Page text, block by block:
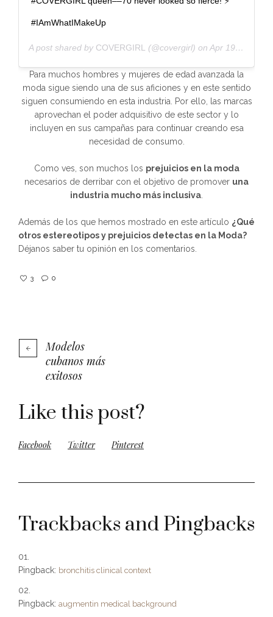
#IAmWhatIMakeUp
A post shared by COVERGIRL (@covergirl) on Apr 19, 2018 at 6:07am PDT
Para muchos hombres y mujeres de edad avanzada la
moda sigue siendo una de sus aficiones y en este sentido
siguen consumiendo en esta industria. Por ello, las marcas
aprovechan el poder adquisitivo de este sector y lo
incluyen en sus campañas para continuar creando esa
necesidad de consumo.
Como ves, son muchos los prejuicios en la moda
necesarios de derribar con el objetivo de promover una
industria mucho más inclusiva
Además de los que hemos mostrado en este artículo ¿Qué
otros estereotipos y prejuicios detectas en la Moda?
Déjanos saber tu opinión en los comentarios.
3 0
Modelos
cubanos más
exitosos
Like this post?
Facebook Twitter Pinterest
Trackbacks and Pingbacks
Pingback: bronchitis clinical context
Pingback: augmentin medical background